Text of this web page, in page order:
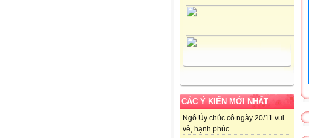
CÁC Ý KIẾN MỚI NHẤT
Ngô Úy chúc cô ngày 20/11 vui
vẻ, hạnh phúc....